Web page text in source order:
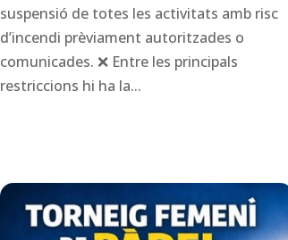
suspensió de totes les activitats amb risc
d’incendi prèviament autoritzades o
comunicades. ❌ Entre les principals
restriccions hi ha la...